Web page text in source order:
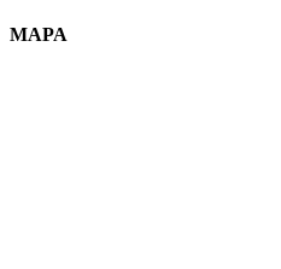
MAPA